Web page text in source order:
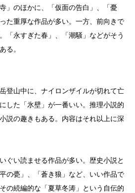
」のほかに、「仮面の告白」、「憂
た重厚な作品が多い。一方、前向きで
「永すぎた春」、「潮騒」などがそう
る。
登山中に、ナイロンザイルが切れて亡
した「氷壁」が一番いい。推理小説的
説の趣きもある。内容はそれ以上に深
ぐい読ませる作品が多い。歴史小説と
の甍」、「蒼き狼」など、いい作品で
の続編的な「夏草冬涛」という自伝的